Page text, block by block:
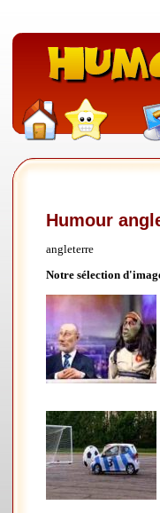
Humour
angleterre
Notre sélection